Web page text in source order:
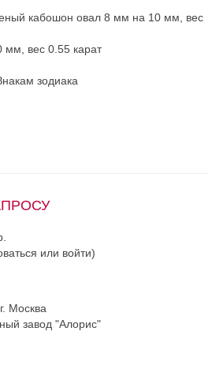
кабошон овал 8 мм на 10 мм, вес
мм, вес 0.55 карат
зодиака
или войти)
Москва
завод "Алорис"